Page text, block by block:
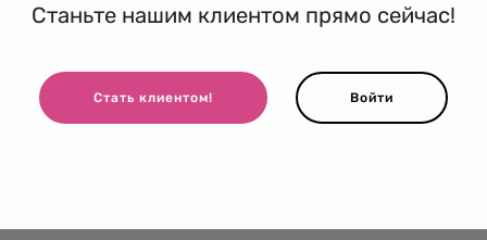
Станьте нашим клиентом прямо сейчас!
Стать клиентом! Войти